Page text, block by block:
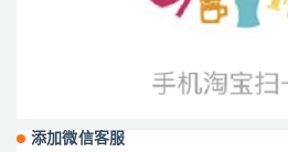
添加微信客服